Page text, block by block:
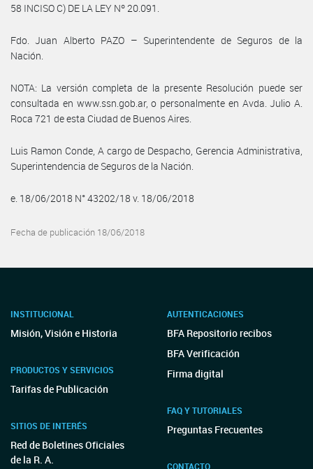
58 INCISO C) DE LA LEY Nº 20.091.
Fdo. Juan Alberto PAZO – Superintendente de Seguros de la
Nación.
NOTA: La versión completa de la presente Resolución puede ser
consultada en www.ssn.gob.ar, o personalmente en Avda. Julio A.
Roca 721 de esta Ciudad de Buenos Aires.
Luis Ramon Conde, A cargo de Despacho, Gerencia Administrativa,
Superintendencia de Seguros de la Nación.
e. 18/06/2018 N° 43202/18 v. 18/06/2018
Fecha de publicación 18/06/2018
INSTITUCIONAL
Misión, Visión e Historia
PRODUCTOS Y SERVICIOS
Tarifas de Publicación
SITIOS DE INTERÉS
Red de Boletines Oficiales
de la R. A.
AUTENTICACIONES
BFA Repositorio recibos
BFA Verificación
Firma digital
FAQ Y TUTORIALES
Preguntas Frecuentes
CONTACTO